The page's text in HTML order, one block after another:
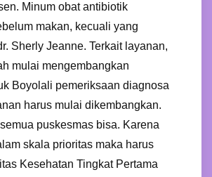
Minum obat antibiotik
makan, kecuali yang
Sherly Jeanne. Terkait layanan,
mulai mengembangkan
Boyolali pemeriksaan diagnosa
harus mulai dikembangkan.
puskesmas bisa. Karena
skala prioritas maka harus
Kesehatan Tingkat Pertama